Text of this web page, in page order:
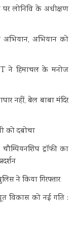
पर लोनिवि के अधीक्षण
अभियान, अभियान को
ने हिमाचल के मनोज
नहीं, बेल बाबा मंदिर
को दबोचा
ट्रॉफी का
ने किया गिरफ्तार
विकास को नई गति :